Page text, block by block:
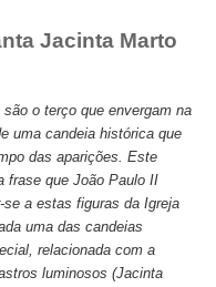
Jacinta Marto
o terço que envergam na
uma candeia histórica que
das aparições. Este
frase que João Paulo II
a estas figuras da Igreja
uma das candeias
relacionada com a
luminosos (Jacinta